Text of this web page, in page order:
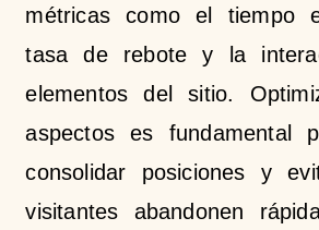
métricas como el tiempo
tasa de rebote y la
elementos del sitio.
aspectos es fundamental
consolidar posiciones y
visitantes abandonen